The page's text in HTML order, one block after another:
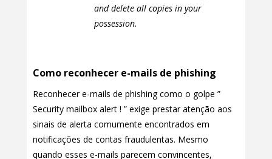
and delete all copies in your
possession.
Como reconhecer e-mails de phishing
Reconhecer e-mails de phishing como o golpe ”
Security mailbox alert ! ” exige prestar atenção aos
sinais de alerta comumente encontrados em
notificações de contas fraudulentas. Mesmo
quando esses e-mails parecem convincentes,